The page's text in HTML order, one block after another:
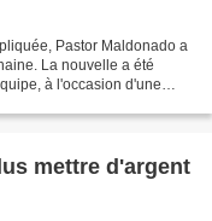
Pastor Maldonado a
La nouvelle a été
à l'occasion d'une
mettre d'argent